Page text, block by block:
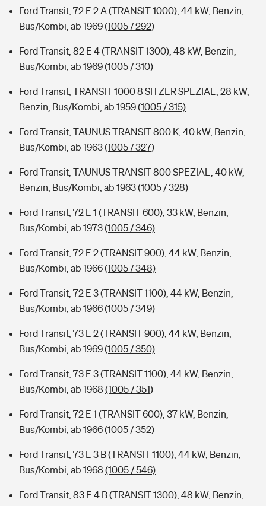
Ford Transit, 72 E 2 A (TRANSIT 1000), 44 kW, Benzin,
Bus/Kombi, ab 1969(1005 / 292)
Ford Transit, 82 E 4 (TRANSIT 1300), 48 kW, Benzin,
Bus/Kombi, ab 1969(1005 / 310)
Ford Transit, TRANSIT 1000 8 SITZER SPEZIAL, 28 kW,
Benzin, Bus/Kombi, ab 1959(1005 / 315)
Ford Transit, TAUNUS TRANSIT 800 K, 40 kW, Benzin,
Bus/Kombi, ab 1963(1005 / 327)
Ford Transit, TAUNUS TRANSIT 800 SPEZIAL, 40 kW,
Benzin, Bus/Kombi, ab 1963(1005 / 328)
Ford Transit, 72 E 1 (TRANSIT 600), 33 kW, Benzin,
Bus/Kombi, ab 1973(1005 / 346)
Ford Transit, 72 E 2 (TRANSIT 900), 44 kW, Benzin,
Bus/Kombi, ab 1966(1005 / 348)
Ford Transit, 72 E 3 (TRANSIT 1100), 44 kW, Benzin,
Bus/Kombi, ab 1966(1005 / 349)
Ford Transit, 73 E 2 (TRANSIT 900), 44 kW, Benzin,
Bus/Kombi, ab 1969(1005 / 350)
Ford Transit, 73 E 3 (TRANSIT 1100), 44 kW, Benzin,
Bus/Kombi, ab 1968 (1005 / 351)
Ford Transit, 72 E 1 (TRANSIT 600), 37 kW, Benzin,
Bus/Kombi, ab 1966(1005 / 352)
Ford Transit, 73 E 3 B (TRANSIT 1100), 44 kW, Benzin,
Bus/Kombi, ab 1968 (1005 / 546)
Ford Transit, 83 E 4 B (TRANSIT 1300), 48 kW, Benzin,